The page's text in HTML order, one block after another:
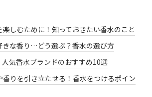
楽しむために！知っておきたい香水のこと
きな香り…どう選ぶ？香水の選び方
人気香水ブランドのおすすめ10選
香りを引き立たせる！香水をつけるポイン